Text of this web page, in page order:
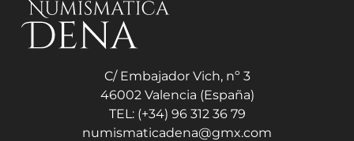
C/ Embajador Vich, nº 3
46002 Valencia (España)
TEL: (+34) 96 312 36 79
numismaticadena@gmx.com